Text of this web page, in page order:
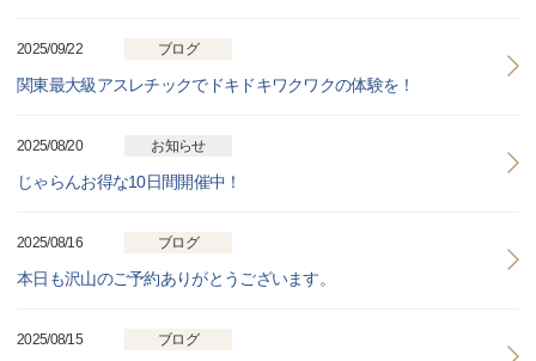
2025/09/22 ブログ
関東最大級アスレチックでドキドキワクワクの体験を！
2025/08/20 お知らせ
じゃらんお得な10日間開催中！
2025/08/16 ブログ
本日も沢山のご予約ありがとうございます。
2025/08/15 ブログ